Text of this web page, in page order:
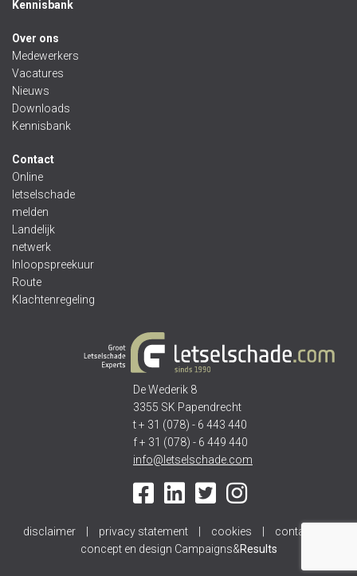
Kennisbank
Over ons
Medewerkers
Vacatures
Nieuws
Downloads
Kennisbank
Contact
Online
letselschade
melden
Landelijk
netwerk
Inloopspreekuur
Route
Klachtenregeling
De Wederik 8
3355 SK Papendrecht
t + 31 (078) - 6 443 440
f + 31 (078) - 6 449 440
info@letselschade.com
disclaimer privacy statement cookies contact
concept en design Campaigns&Results